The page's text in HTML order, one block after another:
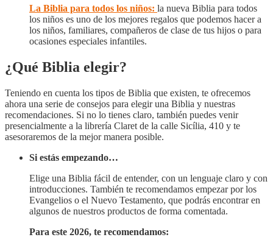
La Biblia para todos los niños: la nueva Biblia para todos
los niños es uno de los mejores regalos que podemos hacer a
los niños, familiares, compañeros de clase de tus hijos o para
ocasiones especiales infantiles.
¿Qué Biblia elegir?
Teniendo en cuenta los tipos de Biblia que existen, te ofrecemos
ahora una serie de consejos para elegir una Biblia y nuestras
recomendaciones. Si no lo tienes claro, también puedes venir
presencialmente a la librería Claret de la calle Sicília, 410 y te
asesoraremos de la mejor manera posible.
Si estás empezando…
Elige una Biblia fácil de entender, con un lenguaje claro y con
introducciones. También te recomendamos empezar por los
Evangelios o el Nuevo Testamento, que podrás encontrar en
algunos de nuestros productos de forma comentada.
Para este 2026, te recomendamos: